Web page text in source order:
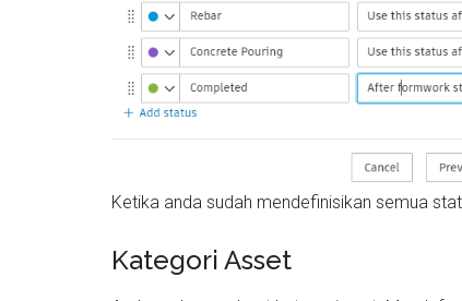
Ketika anda sudah mendefinisikan semua
Kategori Asset